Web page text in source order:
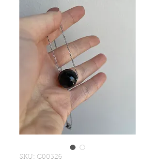
SKU: C00326